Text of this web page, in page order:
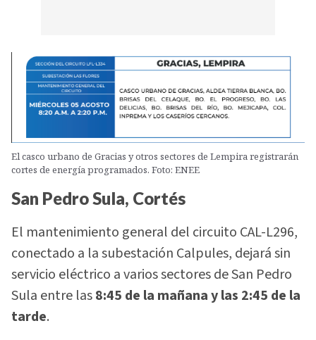
El casco urbano de Gracias y otros sectores de Lempira registrarán
cortes de energía programados. Foto: ENEE
San Pedro Sula, Cortés
El mantenimiento general del circuito CAL-L296,
conectado a la subestación Calpules, dejará sin
servicio eléctrico a varios sectores de San Pedro
Sula entre las8:45 de la mañana y las 2:45 de la
tarde.